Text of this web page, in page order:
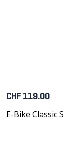
CHF 119.00
E-Bike Classic